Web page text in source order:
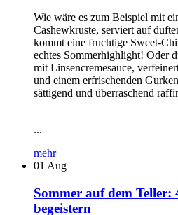
Wie wäre es zum Beispiel mit
Cashewkruste, serviert auf
kommt eine fruchtige Sweet-
echtes Sommerhighlight! Oder
mit Linsencremesauce,
und einem erfrischenden
sättigend und überraschend
...
mehr
01 Aug
Sommer auf dem Teller:
begeistern